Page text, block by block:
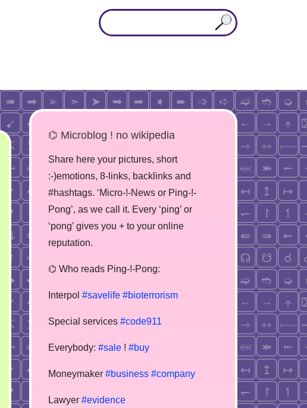
⌬ Microblog ! no wikipedia
Share here your pictures, short
:-)emotions, 8-links, backlinks and
#hashtags. ‘Micro-!-News or Ping-!-
Pong’, as we call it. Every ‘ping’ or
‘pong’ gives you + to your online
reputation.
⌬ Who reads Ping-!-Pong:
Interpol #savelife #bioterrorism
Special services #code911
Everybody: #sale ! #buy
Moneymaker #business #company
Lawyer #evidence